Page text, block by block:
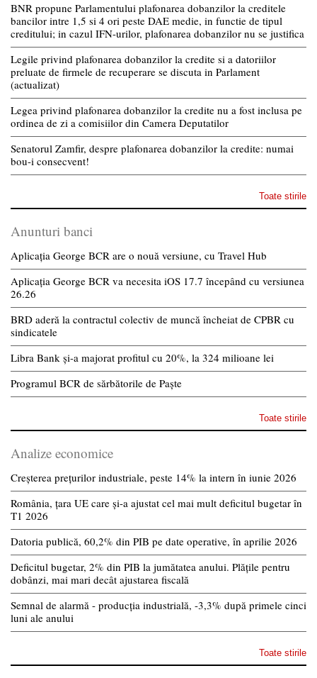
BNR propune Parlamentului plafonarea dobanzilor la creditele
bancilor intre 1,5 si 4 ori peste DAE medie, in functie de tipul
creditului; in cazul IFN-urilor, plafonarea dobanzilor nu se justifica
Legile privind plafonarea dobanzilor la credite si a datoriilor
preluate de firmele de recuperare se discuta in Parlament
(actualizat)
Legea privind plafonarea dobanzilor la credite nu a fost inclusa pe
ordinea de zi a comisiilor din Camera Deputatilor
Senatorul Zamfir, despre plafonarea dobanzilor la credite: numai
bou-i consecvent!
Toate stirile
Anunturi banci
Aplicația George BCR are o nouă versiune, cu Travel Hub
Aplicația George BCR va necesita iOS 17.7 începând cu versiunea
26.26
BRD aderă la contractul colectiv de muncă încheiat de CPBR cu
sindicatele
Libra Bank și-a majorat profitul cu 20%, la 324 milioane lei
Programul BCR de sărbătorile de Paște
Toate stirile
Analize economice
Creșterea prețurilor industriale, peste 14% la intern în iunie 2026
România, țara UE care și-a ajustat cel mai mult deficitul bugetar în
T1 2026
Datoria publică, 60,2% din PIB pe date operative, în aprilie 2026
Deficitul bugetar, 2% din PIB la jumătatea anului. Plățile pentru
dobânzi, mai mari decât ajustarea fiscală
Semnal de alarmă - producția industrială, -3,3% după primele cinci
luni ale anului
Toate stirile